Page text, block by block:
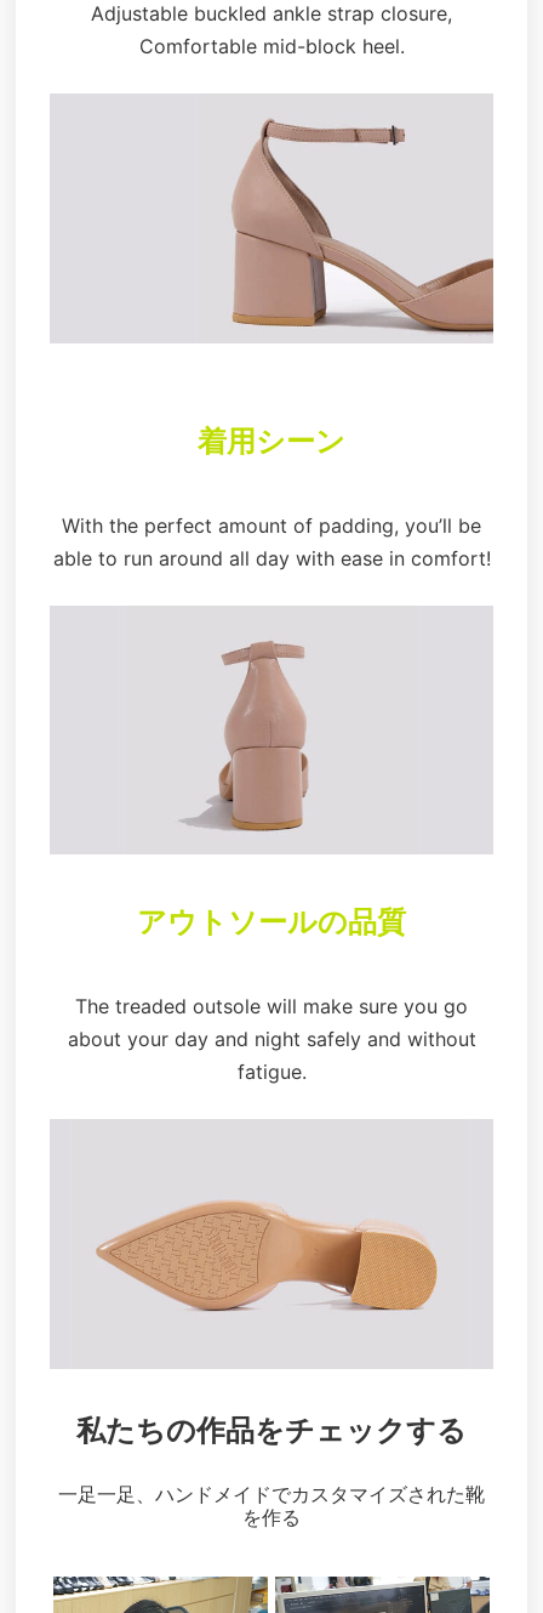
Adjustable buckled ankle strap closure,
Comfortable mid-block heel.
着用シーン
With the perfect amount of padding, you’ll be
able to run around all day with ease in comfort!
アウトソールの品質
The treaded outsole will make sure you go
about your day and night safely and without
fatigue.
私たちの作品をチェックする
一足一足、ハンドメイドでカスタマイズされた靴
を作る